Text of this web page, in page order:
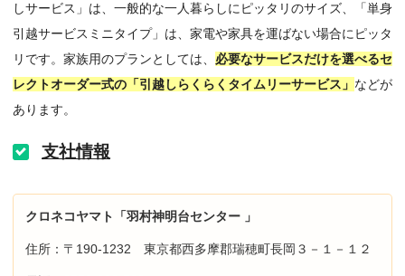
しサービス」は、一般的な一人暮らしにピッタリのサイズ、「単身
引越サービスミニタイプ」は、家電や家具を運ばない場合にピッタ
リです。家族用のプランとしては、 必要なサービスだけを選べるセ
レクトオーダー式の「引越しらくらくタイムリーサービス」 などが
あります。
支社情報
クロネコヤマト「羽村神明台センター 」
住所：〒190-1232 東京都西多摩郡瑞穂町長岡３－１－１２